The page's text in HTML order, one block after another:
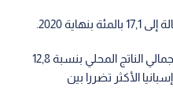
2020.
ويتوقع صندوق النقد الدولي تراجع إجمالي الناتج المحلي بنسبة 12,8
الأكثر تضررا بين